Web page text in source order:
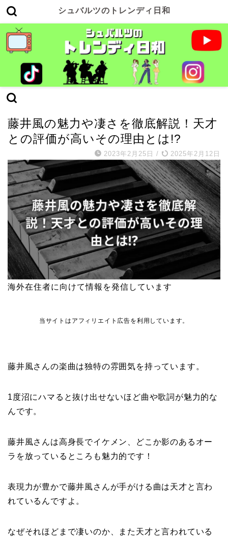
シュバルツのトレンディ日和
藤井風の魅力や凄さを徹底解説！天才
との評価が高いその理由とは!?
2023年2月25日 / 2025年2月12日
海外在住者に向けて情報を発信しています
当サイトはアフィリエイト広告を利用しています。
藤井風さんの楽曲は独特の雰囲気を持っています。
1度沼にハマると抜け出せないほど曲や歌詞が魅力的な
んです。
藤井風さんは高身長でイケメン、どこか影のあるオー
ラを放っているところも魅力的です！
表現力が豊かで藤井風さんが手がける曲は天才と言わ
れているんですよ。
なぜそれほどまで凄いのか、また天才と言われている